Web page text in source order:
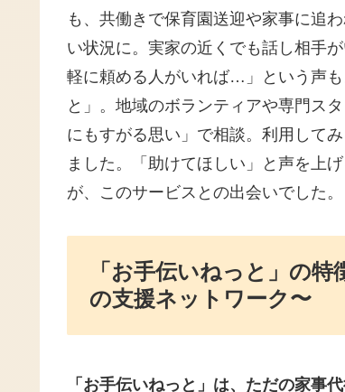
も、共働きで保育園送迎や家事に追
い状況に。実家の近くでも話し相手
軽に頼める人がいれば…」という声
と」。地域のボランティアや専門ス
にもすがる思い」で相談。利用して
ました。「助けてほしい」と声を上
が、このサービスとの出会いでした。
「お手伝いねっと」の
の支援ネットワーク〜
「お手伝いねっと」は、ただの家事